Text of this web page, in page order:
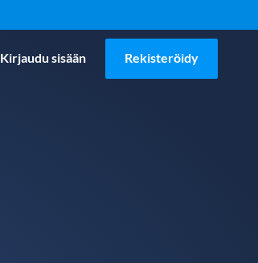
Kirjaudu sisään Rekisteröidy